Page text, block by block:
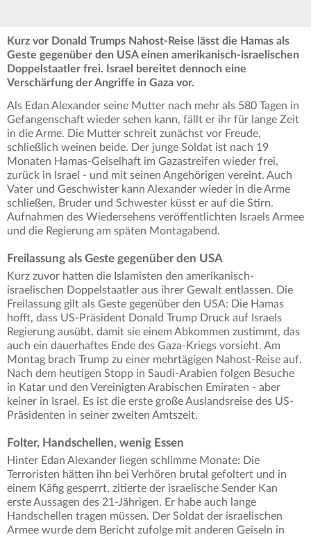
Kurz vor Donald Trumps Nahost-Reise lässt die Hamas als
Geste gegenüber den USA einen amerikanisch-israelischen
Doppelstaatler frei. Israel bereitet dennoch eine
Verschärfung der Angriffe in Gaza vor.
Als Edan Alexander seine Mutter nach mehr als 580 Tagen in
Gefangenschaft wieder sehen kann, fällt er ihr für lange Zeit
in die Arme. Die Mutter schreit zunächst vor Freude,
schließlich weinen beide. Der junge Soldat ist nach 19
Monaten Hamas-Geiselhaft im Gazastreifen wieder frei,
zurück in Israel - und mit seinen Angehörigen vereint. Auch
Vater und Geschwister kann Alexander wieder in die Arme
schließen, Bruder und Schwester küsst er auf die Stirn.
Aufnahmen des Wiedersehens veröffentlichten Israels Armee
und die Regierung am späten Montagabend.
Freilassung als Geste gegenüber den USA
Kurz zuvor hatten die Islamisten den amerikanisch-
israelischen Doppelstaatler aus ihrer Gewalt entlassen. Die
Freilassung gilt als Geste gegenüber den USA: Die Hamas
hofft, dass US-Präsident Donald Trump Druck auf Israels
Regierung ausübt, damit sie einem Abkommen zustimmt, das
auch ein dauerhaftes Ende des Gaza-Kriegs vorsieht. Am
Montag brach Trump zu einer mehrtägigen Nahost-Reise auf.
Nach dem heutigen Stopp in Saudi-Arabien folgen Besuche
in Katar und den Vereinigten Arabischen Emiraten - aber
keiner in Israel. Es ist die erste große Auslandsreise des US-
Präsidenten in seiner zweiten Amtszeit.
Folter, Handschellen, wenig Essen
Hinter Edan Alexander liegen schlimme Monate: Die
Terroristen hätten ihn bei Verhören brutal gefoltert und in
einem Käfig gesperrt, zitierte der israelische Sender Kan
erste Aussagen des 21-Jährigen. Er habe auch lange
Handschellen tragen müssen. Der Soldat der israelischen
Armee wurde dem Bericht zufolge mit anderen Geiseln in